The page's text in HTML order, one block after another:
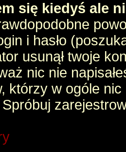
się kiedyś ale
i hasło
usunął twoje
nic nie
którzy w ogóle